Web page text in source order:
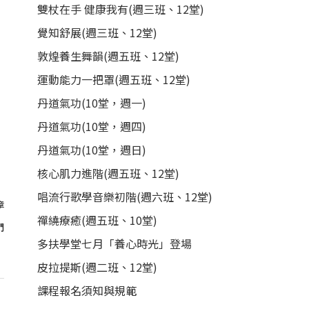
雙杖在手 健康我有(週三班、12堂)
覺知舒展(週三班、12堂)
敦煌養生舞韻(週五班、12堂)
運動能力一把罩(週五班、12堂)
丹道氣功(10堂，週一)
丹道氣功(10堂，週四)
丹道氣功(10堂，週日)
核心肌力進階(週五班、12堂)
唱流行歌學音樂初階(週六班、12堂)
禪繞療癒(週五班、10堂)
多扶學堂七月「養心時光」登場
皮拉提斯(週二班、12堂)
課程報名須知與規範